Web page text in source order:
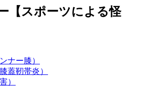
【スポーツによる怪
ナー膝）
蓋靭帯炎）
）